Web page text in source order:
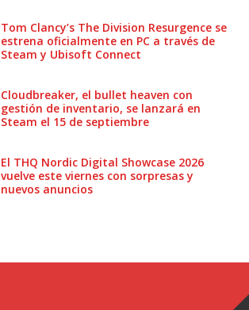
Tom Clancy’s The Division Resurgence se
estrena oficialmente en PC a través de
Steam y Ubisoft Connect
Cloudbreaker, el bullet heaven con
gestión de inventario, se lanzará en
Steam el 15 de septiembre
El THQ Nordic Digital Showcase 2026
vuelve este viernes con sorpresas y
nuevos anuncios